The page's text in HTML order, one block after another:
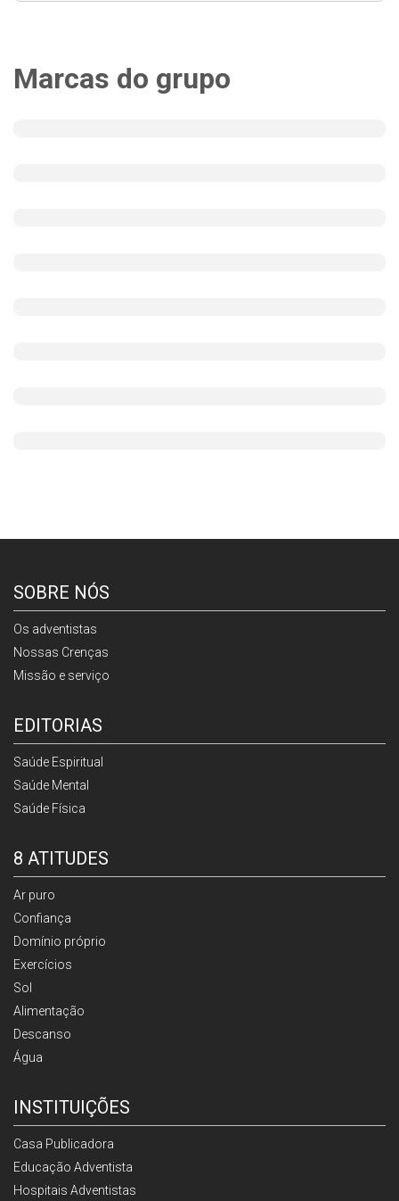
Marcas do grupo
SOBRE NÓS
Os adventistas
Nossas Crenças
Missão e serviço
EDITORIAS
Saúde Espiritual
Saúde Mental
Saúde Física
8 ATITUDES
Ar puro
Confiança
Domínio próprio
Exercícios
Sol
Alimentação
Descanso
Água
INSTITUIÇÕES
Casa Publicadora
Educação Adventista
Hospitais Adventistas